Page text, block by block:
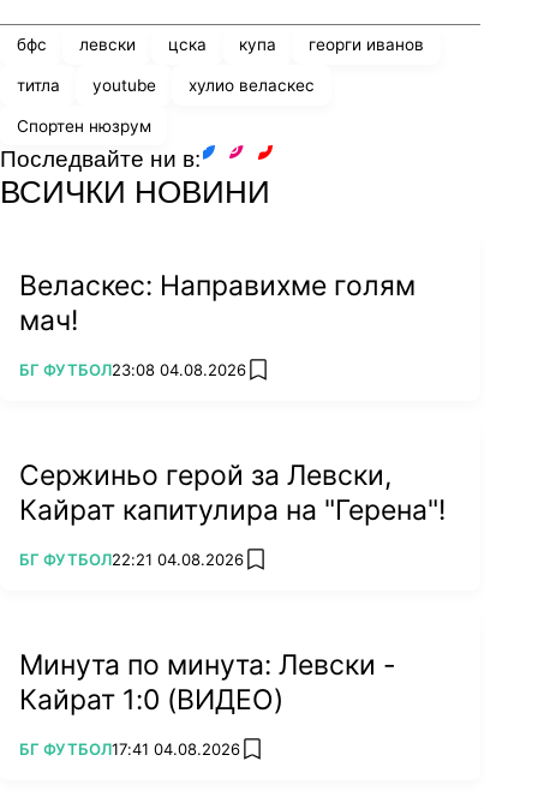
бфс левски цска купа георги иванов
титла youtube хулио веласкес
Спортен нюзрум
Последвайте ни в:
ВСИЧКИ НОВИНИ
Веласкес: Направихме голям
мач!
ПОВЕЧЕ ОТ
БГ ФУТБОЛ23:08 04.08.2026 add favorites
Сержиньо герой за Левски,
Кайрат капитулира на "Герена"!
ПОВЕЧЕ ОТ
БГ ФУТБОЛ22:21 04.08.2026 add favorites
Минута по минута: Левски -
Кайрат 1:0 (ВИДЕО)
ПОВЕЧЕ ОТ
БГ ФУТБОЛ17:41 04.08.2026 add favorites